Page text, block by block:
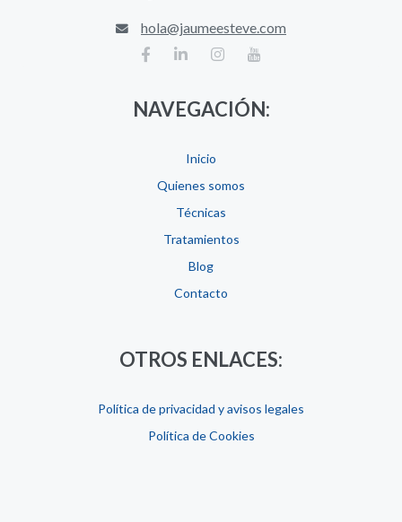
hola@jaumeesteve.com
NAVEGACIÓN:
Inicio
Quienes somos
Técnicas
Tratamientos
Blog
Contacto
OTROS ENLACES:
Política de privacidad y avisos legales
Política de Cookies